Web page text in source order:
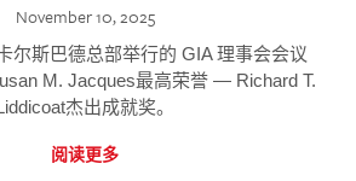
November 10, 2025
尔斯巴德总部举行的 GIA 理事会会议
M. Jacques最高荣誉 — Richard T.
杰出成就奖。
阅读更多